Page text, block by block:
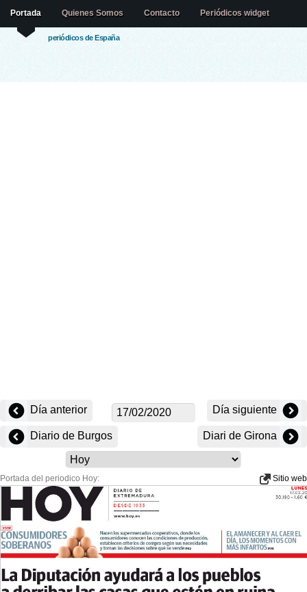
periódicos de España
Portada Quienes Somos Contacto Periódicos widget
Día anterior Día siguiente
Diario de Burgos Diari de Girona
Portada del periodico Hoy: Sitio web